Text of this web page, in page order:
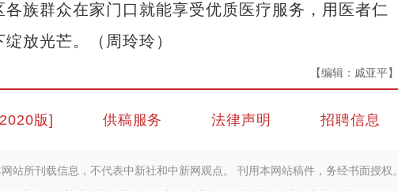
族群众在家门口就能享受优质医疗服务，用医者仁
放光芒。（周玲玲）
【编辑：戚亚平】
版] 供稿服务 法律声明 招聘信息
站所刊载信息，不代表中新社和中新网观点。 刊用本网站稿件，务经书面授权。